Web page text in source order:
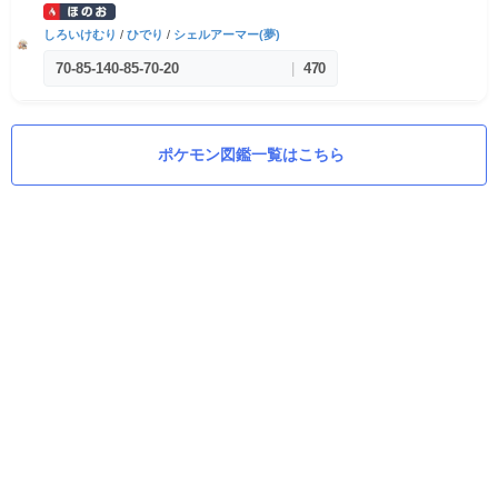
しろいけむり / ひでり / シェルアーマー(夢)
70-85-140-85-70-20 | 470
ポケモン図鑑一覧はこちら